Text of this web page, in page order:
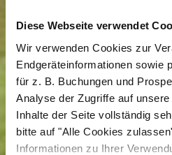
Diese Webseite verwendet
Wir verwenden Cookies zur
Endgeräteinformationen sowie
für z. B. Buchungen und
Analyse der Zugriffe auf unsere
Inhalte der Seite vollständig
bitte auf "Alle Cookies
Informationen zu Ihrer